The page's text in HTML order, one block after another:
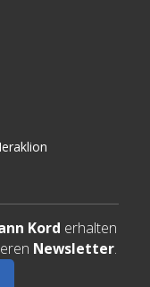
Kord erhalten
Newsletter.